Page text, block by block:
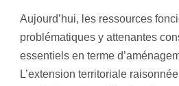
Aujourd’hui, les ressources
problématiques y attenantes
essentiels en terme
L’extension territoriale